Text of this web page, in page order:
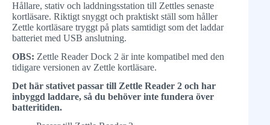
Hållare, stativ och laddningsstation till Zettles senaste
kortläsare. Riktigt snyggt och praktiskt ställ som håller
Zettle kortläsare tryggt på plats samtidigt som det laddar
batteriet med USB anslutning.
OBS: Zettle Reader Dock 2 är inte kompatibel med den
tidigare versionen av Zettle kortläsare.
Det här stativet passar till Zettle Reader 2 och har
inbyggd laddare, så du behöver inte fundera över
batteritiden.